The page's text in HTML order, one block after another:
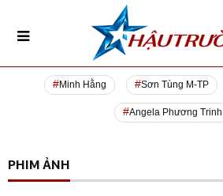
Minh Hằng Sơn Tùng M-TP
Angela Phương Trinh
PHIM ẢNH